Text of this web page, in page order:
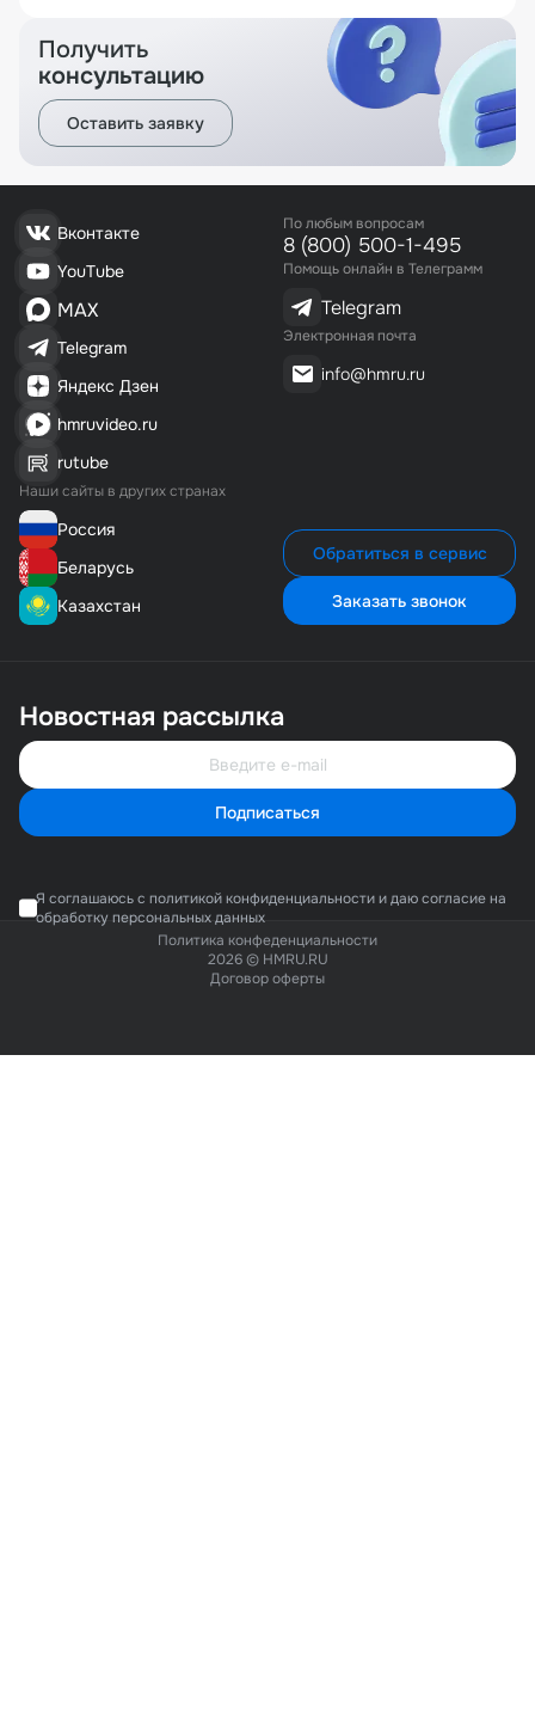
Получить
консультацию
Оставить заявку
Вконтакте
YouTube
MAX
Telegram
Яндекс Дзен
hmruvideo.ru
rutube
Наши сайты в других странах
Россия
Беларусь
Казахстан
По любым вопросам
8 (800) 500-1-495
Помощь онлайн в Телеграмм
Telegram
Электронная почта
info@hmru.ru
Обратиться в сервис
Заказать звонок
Новостная рассылка
Я соглашаюсь с политикой конфиденциальности и даю согласие на
обработку персональных данных
Подписаться
Политика конфеденциальности
2026 © HMRU.RU
Договор оферты